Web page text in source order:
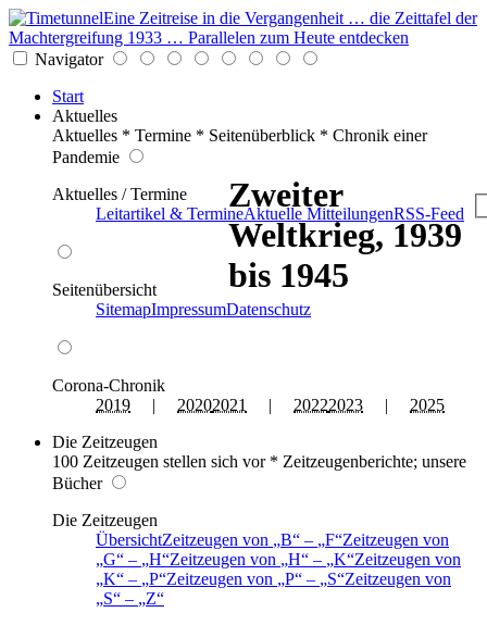
Eine Zeitreise in die Vergangenheit … die Zeittafel der
Machtergreifung 1933 … Parallelen zum Heute entdecken
Navigator
Start
Aktuelles
Aktuelles * Termine * Seitenüberblick * Chronik einer
Pandemie
Aktuelles / Termine
Leitartikel & TermineAktuelle MitteilungenRSS-Feed
Seitenübersicht
SitemapImpressumDatenschutz
Corona-Chronik
2019 | 20202021 | 20222023 | 2025
Die Zeitzeugen
100 Zeitzeugen stellen sich vor * Zeitzeugenberichte; unsere
Bücher
Die Zeitzeugen
ÜbersichtZeitzeugen von B – F Zeitzeugen von
G
– H Zeitzeugen von H – K Zeitzeugen von
K
– P Zeitzeugen von P – S Zeitzeugen von
S
–
Z
Zweiter
Weltkrieg, 1939
bis 1945